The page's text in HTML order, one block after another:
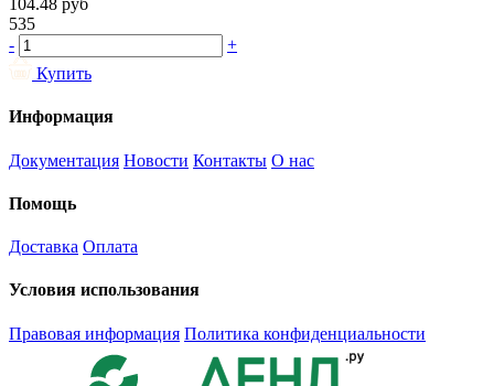
104.48 руб
535
-
+
Купить
Информация
Документация Новости Контакты О нас
Помощь
Доставка Оплата
Условия использования
Правовая информация Политика конфиденциальности